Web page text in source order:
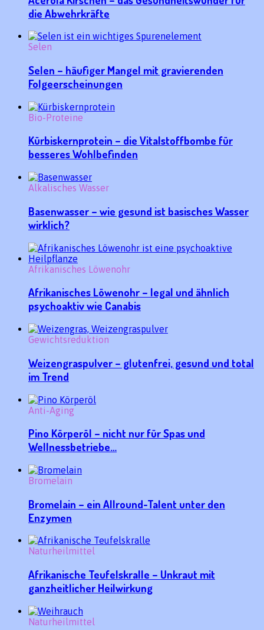
die Abwehrkräfte
Selen
Selen – häufiger Mangel mit gravierenden
Folgeerscheinungen
Bio-Proteine
Kürbiskernprotein – die Vitalstoffbombe für
besseres Wohlbefinden
Alkalisches Wasser
Basenwasser – wie gesund ist basisches Wasser
wirklich?
Afrikanisches Löwenohr
Afrikanisches Löwenohr – legal und ähnlich
psychoaktiv wie Canabis
Gewichtsreduktion
Weizengraspulver – glutenfrei, gesund und total
im Trend
Anti-Aging
Pino Körperöl – nicht nur für Spas und
Wellnessbetriebe…
Bromelain
Bromelain – ein Allround-Talent unter den
Enzymen
Naturheilmittel
Afrikanische Teufelskralle – Unkraut mit
ganzheitlicher Heilwirkung
Naturheilmittel